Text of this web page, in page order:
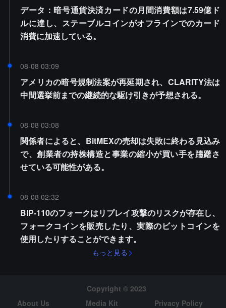
データ：暗号通貨決済カードの月間消費額は7.59億ド
ルに達し、ステーブルコインがオフラインでのカード
消費に加速している。
08-08 03:09
アメリカの暗号規制法案が再延期され、CLARITY法は
中間選挙前までの継続的な駆け引きが予想される。
08-08 03:08
関係者によると、BitMEXの売却は失敗に終わる見込み
で、創業者の持株構造と事業の縮小が買い手を躊躇さ
せている可能性がある。
08-08 02:32
BIP-110のフォークはリプレイ攻撃のリスクが存在し、
フォークコインを販売したり、実際のビットコインを
使用したりすることができます。
もっと見る
Copyright © 2023
About Us
Media Kit Privacy Policy